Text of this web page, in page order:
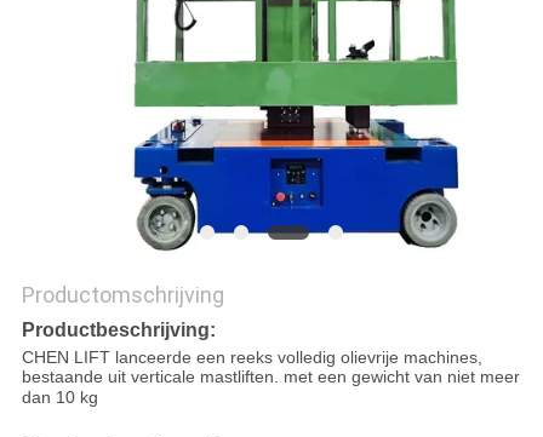
Productomschrijving
Productbeschrijving:
CHEN LIFT lanceerde een reeks volledig olievrije machines,
bestaande uit verticale mastliften. met een gewicht van niet meer
dan 10 kg